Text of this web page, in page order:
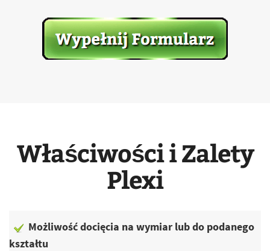
Właściwości i Zalety
Plexi
Możliwość docięcia na wymiar lub do podanego
kształtu